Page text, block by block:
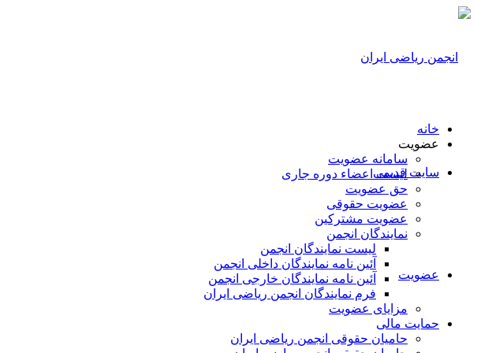
سایت قدیمی
عضویت
خانه
عضویت
سامانه عضویت
لیست اعضاء دوره جاری
حق عضویت
عضویت حقوقی
عضویت مشترکین
نمایندگان انجمن
لیست نمایندگان انجمن
آئین نامه نمایندگان داخلی انجمن
آئین نامه نمایندگان خارجی انجمن
فرم نمایندگان انجمن ریاضی ایران
مزایای عضویت
حمایت مالی
حامیان حقوقی انجمن ریاضی ایران